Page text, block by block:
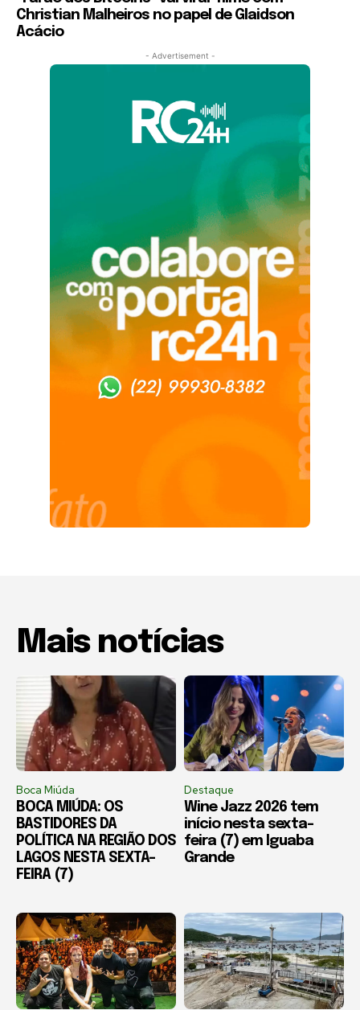
Christian Malheiros no papel de Glaidson
Acácio
- Advertisement -
Mais notícias
Boca Miúda
BOCA MIÚDA: OS
BASTIDORES DA
POLÍTICA NA REGIÃO DOS
LAGOS NESTA SEXTA-
FEIRA (7)
Destaque
Wine Jazz 2026 tem
início nesta sexta-
feira (7) em Iguaba
Grande